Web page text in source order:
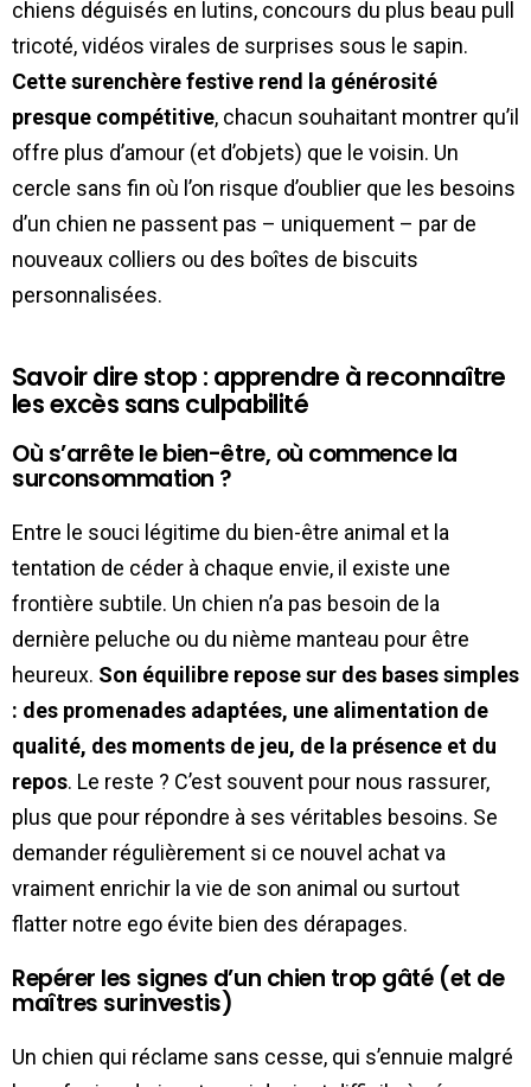
chiens déguisés en lutins, concours du plus beau pull
tricoté, vidéos virales de surprises sous le sapin.
Cette surenchère festive rend la générosité
presque compétitive, chacun souhaitant montrer qu’il
offre plus d’amour (et d’objets) que le voisin. Un
cercle sans fin où l’on risque d’oublier que les besoins
d’un chien ne passent pas – uniquement – par de
nouveaux colliers ou des boîtes de biscuits
personnalisées.
Savoir dire stop : apprendre à reconnaître
les excès sans culpabilité
Où s’arrête le bien-être, où commence la
surconsommation ?
Entre le souci légitime du bien-être animal et la
tentation de céder à chaque envie, il existe une
frontière subtile. Un chien n’a pas besoin de la
dernière peluche ou du nième manteau pour être
heureux. Son équilibre repose sur des bases simples
: des promenades adaptées, une alimentation de
qualité, des moments de jeu, de la présence et du
repos. Le reste ? C’est souvent pour nous rassurer,
plus que pour répondre à ses véritables besoins. Se
demander régulièrement si ce nouvel achat va
vraiment enrichir la vie de son animal ou surtout
flatter notre ego évite bien des dérapages.
Repérer les signes d’un chien trop gâté (et de
maîtres surinvestis)
Un chien qui réclame sans cesse, qui s’ennuie malgré